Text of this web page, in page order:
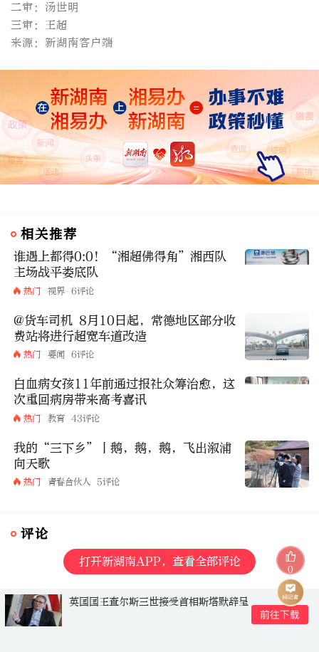
二审：汤世明
三审：王超
来源：新湖南客户端
相关推荐
谁遇上都得0:0！“湘超佛得角”湘西队
主场战平娄底队
热门 视界 6评论
@货车司机 8月10日起，常德地区部分收
费站将进行超宽车道改造
热门 要闻 6评论
白血病女孩11年前通过报社众筹治愈，这
次重回病房带来高考喜讯
热门 教育 43评论
我的“三下乡”丨鹅，鹅，鹅，飞出溆浦
向天歌
热门 青春合伙人 5评论
评论
打开新湖南APP，查看全部评论
英国国王查尔斯三世接受首相斯塔默辞呈
0